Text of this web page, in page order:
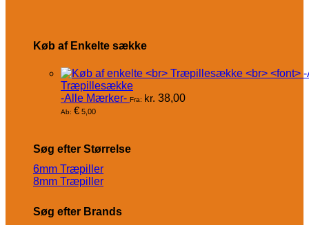
Køb af Enkelte sække
Træpillesække
-Alle Mærker- Fra: kr. 38,00
Ab: € 5,00
Søg efter Størrelse
6mm Træpiller
8mm Træpiller
Søg efter Brands